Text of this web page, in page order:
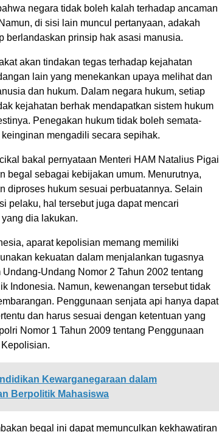
negara tidak boleh kalah terhadap ancaman
di sisi lain muncul pertanyaan, adakah
berlandaskan prinsip hak asasi manusia.
akan tindakan tegas terhadap kejahatan
lain yang menekankan upaya melihat dan
dan hukum. Dalam negara hukum, setiap
kejahatan berhak mendapatkan sistem hukum
Penegakan hukum tidak boleh semata-
mengadili secara sepihak.
bakal pernyataan Menteri HAM Natalius Pigai
begal sebagai kebijakan umum. Menurutnya,
diproses hukum sesuai perbuatannya. Selain
pelaku, hal tersebut juga dapat mencari
dia lakukan.
aparat kepolisian memang memiliki
kekuatan dalam menjalankan tugasnya
Undang Nomor 2 Tahun 2002 tentang
Indonesia. Namun, kewenangan tersebut tidak
Penggunaan senjata api hanya dapat
dan harus sesuai dengan ketentuan yang
Nomor 1 Tahun 2009 tentang Penggunaan
Kewarganegaraan dalam
Berpolitik Mahasiswa
begal ini dapat memunculkan kekhawatiran